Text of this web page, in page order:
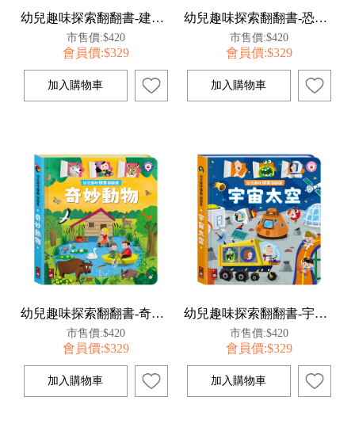
幼兒趣味探索翻翻書-建築工地
市售價:$420
會員價:$329
幼兒趣味探索翻翻書-恐龍樂園
市售價:$420
會員價:$329
幼兒趣味探索翻翻書-奇妙動物
市售價:$420
會員價:$329
幼兒趣味探索翻翻書-宇宙太空
市售價:$420
會員價:$329